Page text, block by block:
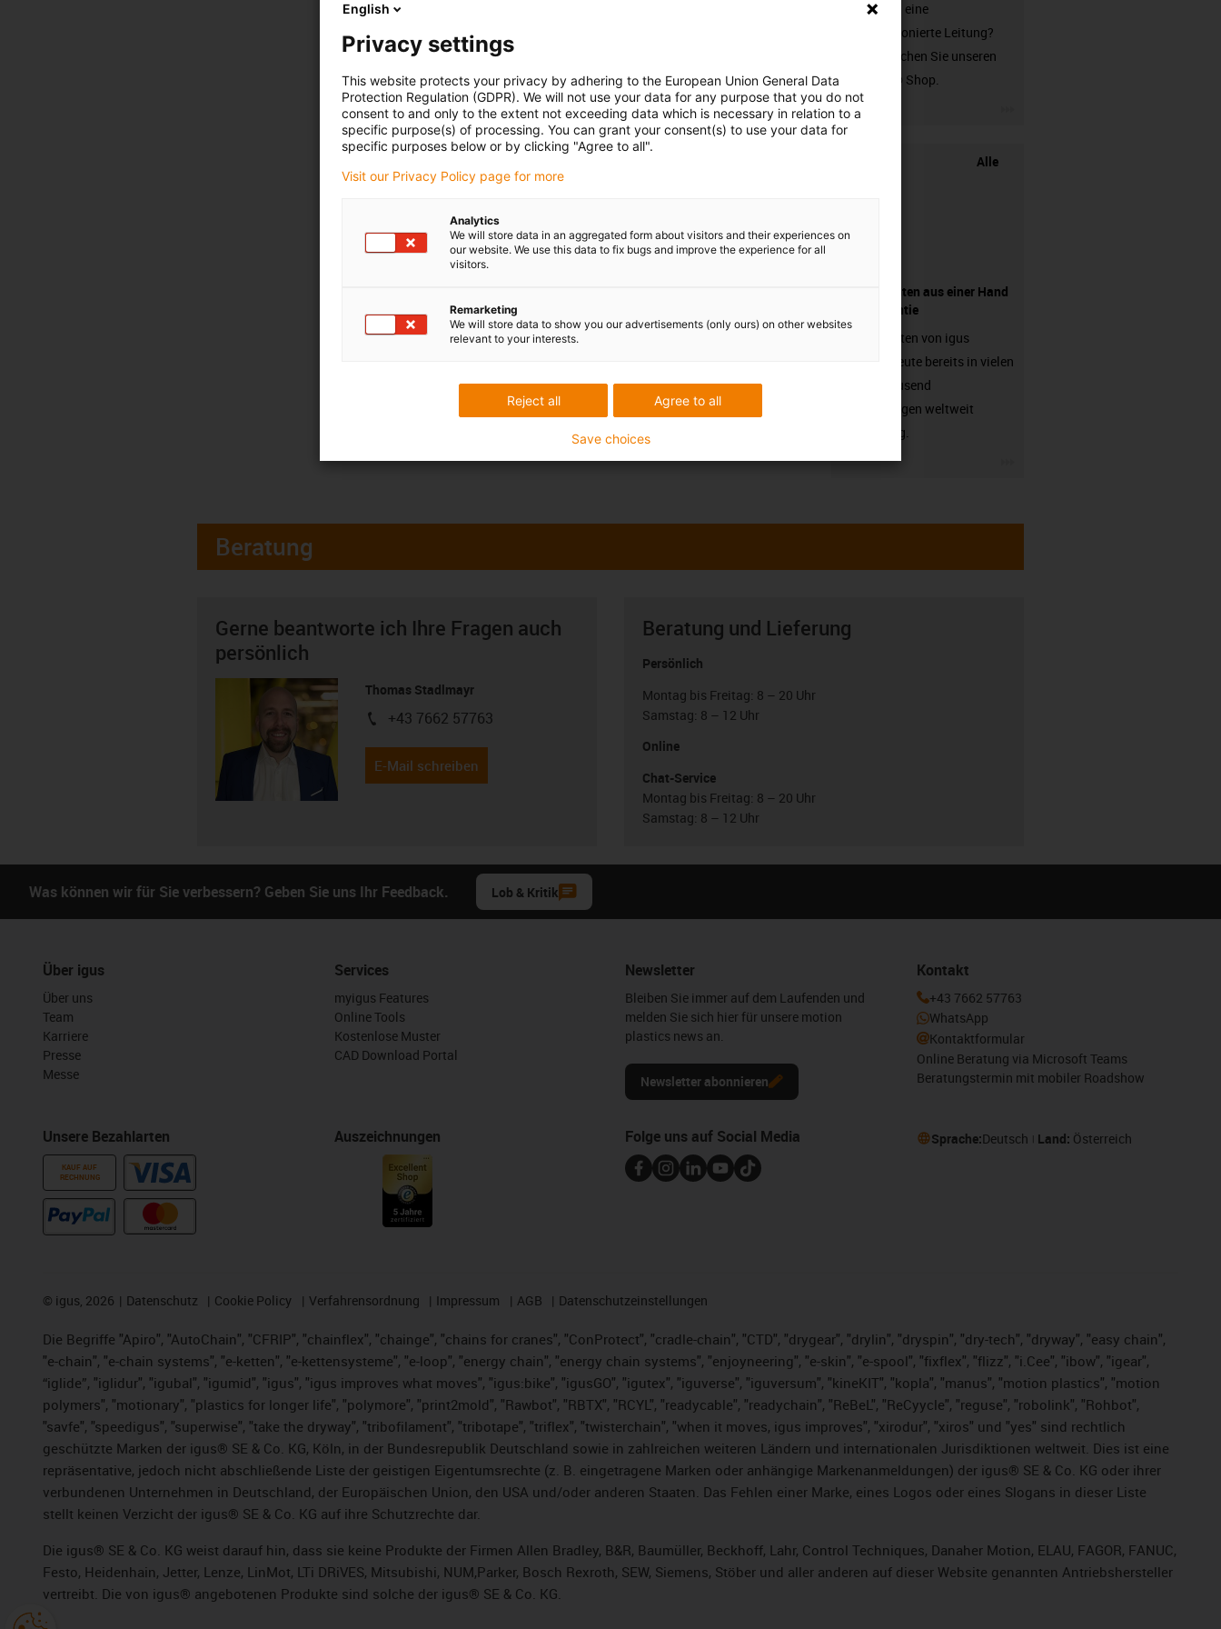
Sie suchen eine
unkonfektionierte Leitung?
Dann besuchen Sie unseren
chainflex® Shop.
Alle
Komponenten aus einer Hand
- mit Garantie
Energieketten von igus
arbeiten heute bereits in vielen
hunderttausend
Anwendungen weltweit
zuverlässig.
Beratung
Gerne beantworte ich Ihre Fragen auch
persönlich
Thomas Stadlmayr
igus-icon-phone
+43 7662 57763
E-Mail schreiben
Beratung und Lieferung
Persönlich
Montag bis Freitag: 8 – 20 Uhr
Samstag: 8 – 12 Uhr
Online
Chat-Service
Montag bis Freitag: 8 – 20 Uhr
Samstag: 8 – 12 Uhr
Was können wir für Sie verbessern? Geben Sie uns Ihr Feedback. Lob & Kritik
Über igus
Über uns
Team
Karriere
Presse
Messe
Unsere Bezahlarten
KAUF AUF
RECHNUNG
Services
myigus Features
Online Tools
Kostenlose Muster
CAD Download Portal
Auszeichnungen
Newsletter
Bleiben Sie immer auf dem Laufenden und
melden Sie sich hier für unsere motion
plastics news an.
Newsletter abonnieren
Kontakt
+43 7662 57763
WhatsApp
Kontaktformular
Online Beratung via Microsoft Teams
Beratungstermin mit mobiler Roadshow
Folge uns auf Social Media Sprache:Deutsch Land: Österreich
© igus, 2026 Datenschutz Cookie Policy Verfahrensordnung Impressum AGB Datenschutzeinstellungen
Die Begriffe "Apiro", "AutoChain", "CFRIP", "chainflex", "chainge", "chains for cranes", "ConProtect", "cradle-chain", "CTD", "drygear", "drylin", "dryspin", "dry-tech", "dryway", "easy chain",
"e-chain", "e-chain systems", "e-ketten", "e-kettensysteme", "e-loop", "energy chain", "energy chain systems", "enjoyneering", "e-skin", "e-spool", "fixflex", "flizz", "i.Cee", "ibow", "igear",
“iglide”, "iglidur", "igubal", "igumid", "igus", "igus improves what moves", "igus:bike", "igusGO", "igutex", "iguverse", "iguversum", "kineKIT", "kopla", "manus", "motion plastics", "motion
polymers", "motionary", "plastics for longer life", "polymore", "print2mold", "Rawbot", "RBTX", "RCYL", "readycable", "readychain", "ReBeL", "ReCyycle", "reguse", "robolink", "Rohbot",
"savfe", "speedigus", "superwise", "take the dryway", "tribofilament", "tribotape", "triflex", "twisterchain", "when it moves, igus improves", "xirodur", "xiros" und "yes" sind rechtlich
geschützte Marken der igus® SE & Co. KG, Köln, in der Bundesrepublik Deutschland sowie in zahlreichen weiteren Ländern und internationalen Jurisdiktionen weltweit. Dies ist eine
repräsentative, jedoch nicht abschließende Liste der geistigen Eigentumsrechte (z. B. eingetragene Marken oder anhängige Markenanmeldungen) der igus® SE & Co. KG oder ihrer
verbundenen Unternehmen in Deutschland, der Europäischen Union, den USA und/oder anderen Staaten. Das Fehlen einer Marke, eines Logos oder eines Slogans in dieser Liste
stellt keinen Verzicht der igus® SE & Co. KG auf ihre Schutzrechte dar.
Die igus® SE & Co. KG weist darauf hin, dass sie keine Produkte der Firmen Allen Bradley, B&R, Baumüller, Beckhoff, Lahr, Control Techniques, Danaher Motion, ELAU, FAGOR, FANUC,
Festo, Heidenhain, Jetter, Lenze, LinMot, LTi DRiVES, Mitsubishi, NUM,Parker, Bosch Rexroth, SEW, Siemens, Stöber und aller anderen auf dieser Website genannten Antriebshersteller
vertreibt. Die von igus® angebotenen Produkte sind solche der igus® SE & Co. KG.
English
Privacy settings
This website protects your privacy by adhering to the European Union General Data
Protection Regulation (GDPR). We will not use your data for any purpose that you do not
consent to and only to the extent not exceeding data which is necessary in relation to a
specific purpose(s) of processing. You can grant your consent(s) to use your data for
specific purposes below or by clicking "Agree to all".
Visit our Privacy Policy page for more
Analytics
We will store data in an aggregated form about visitors and their experiences on
our website. We use this data to fix bugs and improve the experience for all
visitors.
Remarketing
We will store data to show you our advertisements (only ours) on other websites
relevant to your interests.
Agree to all
Reject all
Save choices